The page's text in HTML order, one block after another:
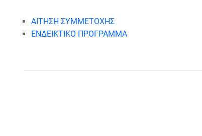
ΑΙΤΗΣΗ ΣΥΜΜΕΤΟΧΗΣ
ΕΝΔΕΙΚΤΙΚΟ ΠΡΟΓΡΑΜΜΑ